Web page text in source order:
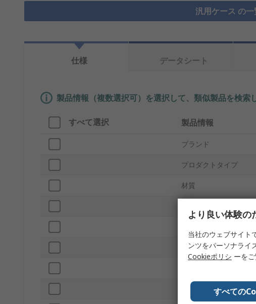
汎用ケース の
仕様 データシート
製品情報（複数選択可）を選択して、類似製品を検索
すべて選択 製品情報
ブランド
プロダクトタイプ
材質
内部幅
より良い体験
当社のウェブサイト
ンツをパーソナライ
Cookieポリシ ーをご
すべての